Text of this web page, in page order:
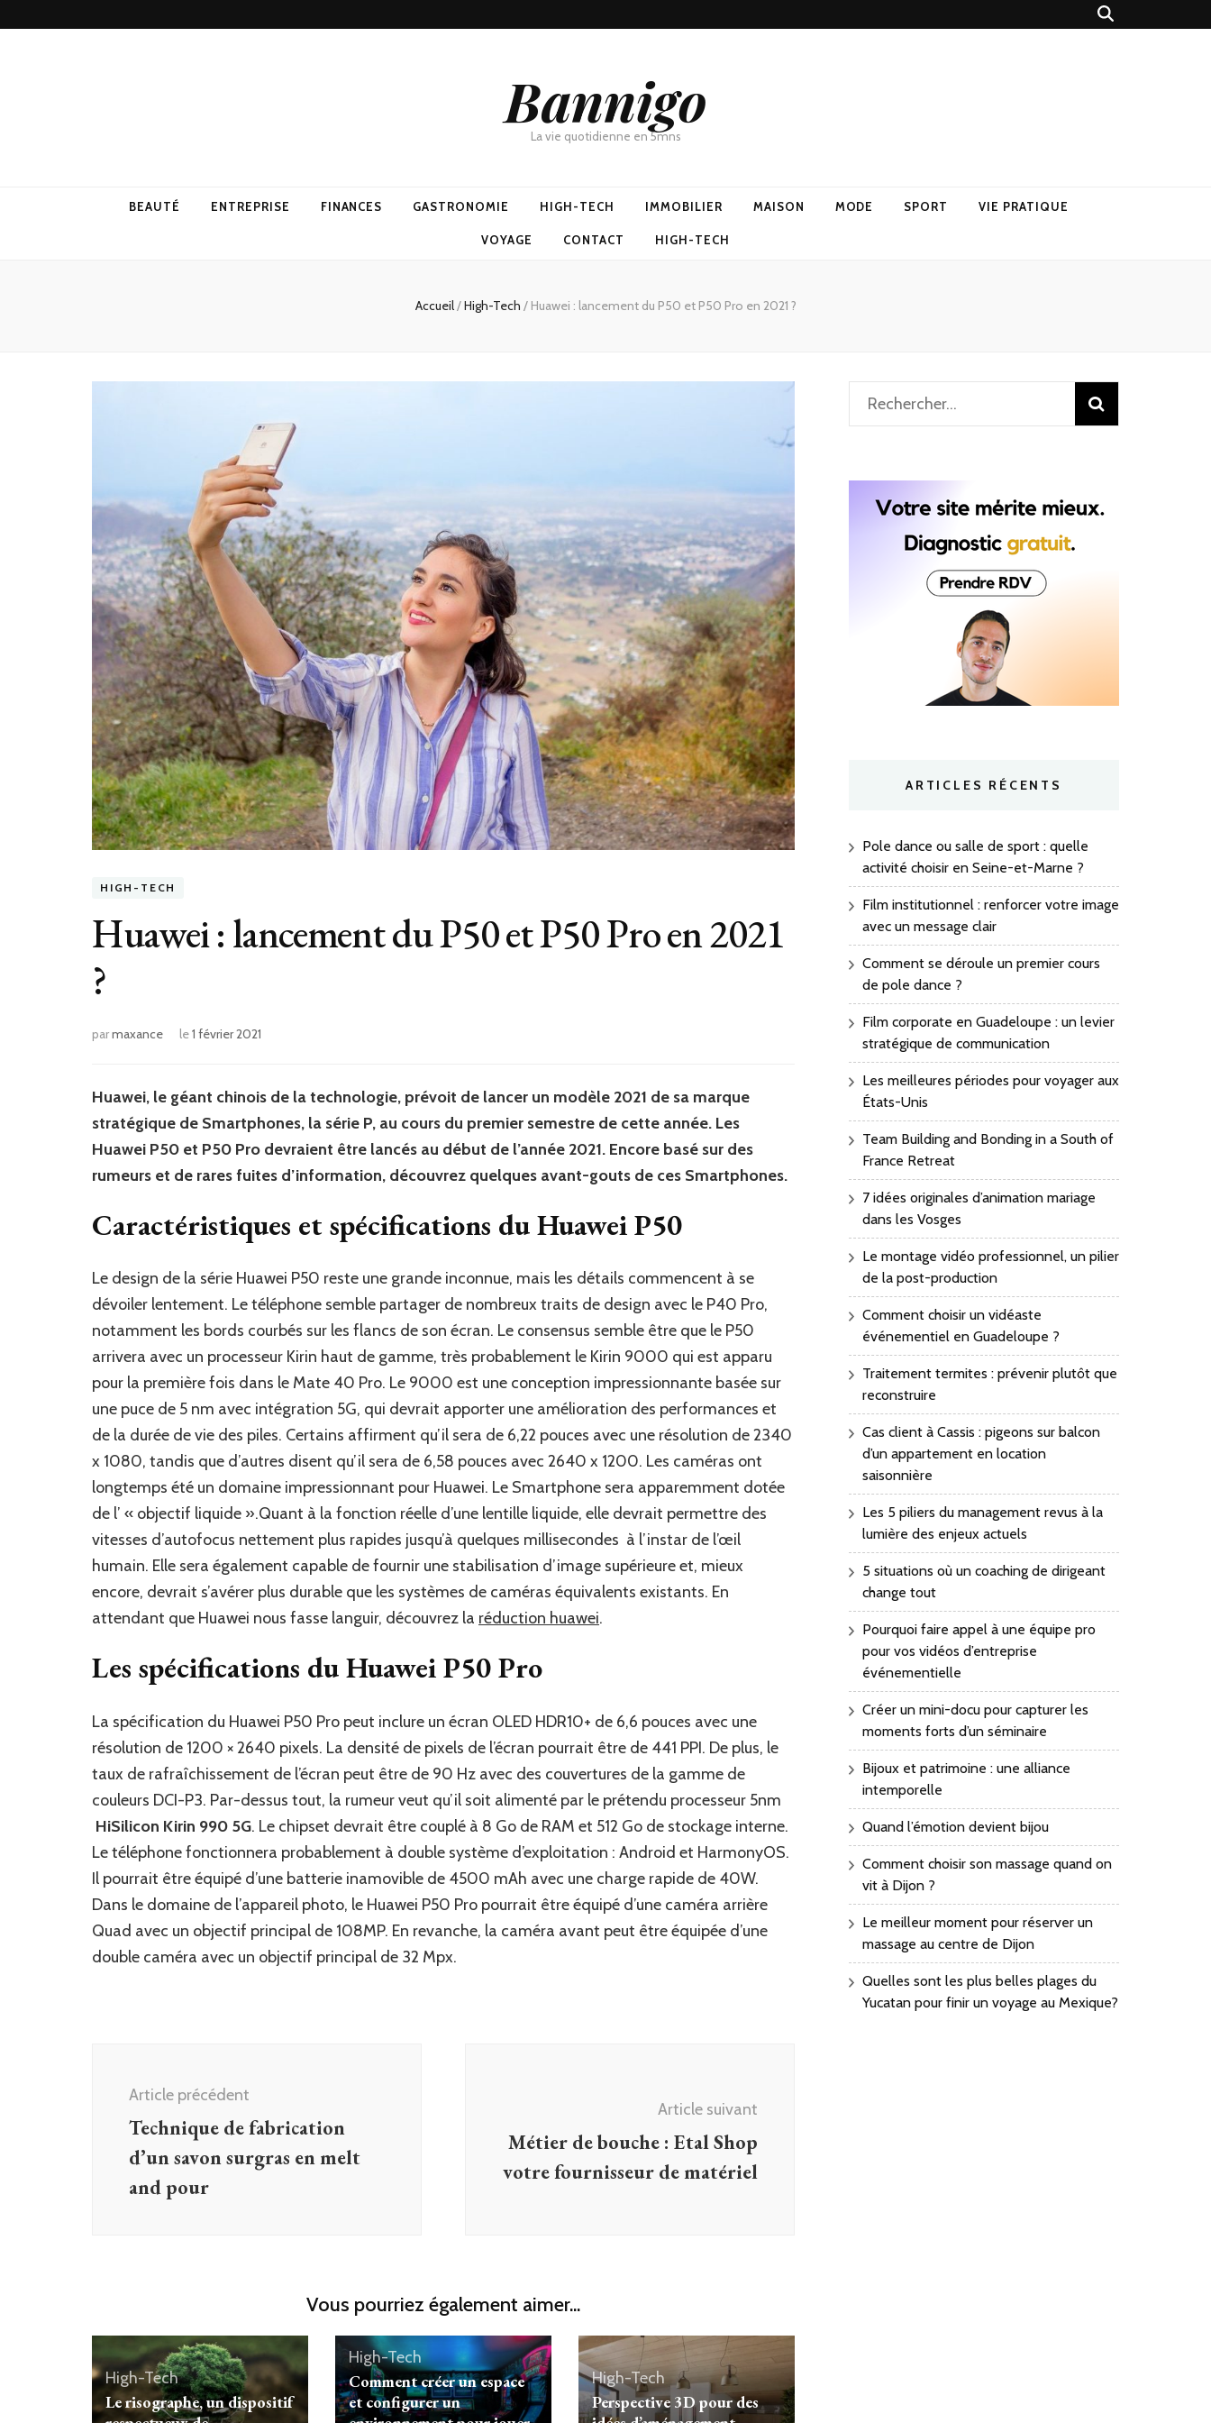
Bannigo
La vie quotidienne en 5mns
BEAUTÉ ENTREPRISE FINANCES GASTRONOMIE HIGH-TECH IMMOBILIER MAISON MODE SPORT VIE PRATIQUE
VOYAGE CONTACT HIGH-TECH
Accueil/High-Tech / Huawei : lancement du P50 et P50 Pro en 2021 ?
HIGH-TECH
Huawei : lancement du P50 et P50 Pro en 2021
?
parmaxance le1 février 2021
Huawei, le géant chinois de la technologie, prévoit de lancer un modèle 2021 de sa marque
stratégique de Smartphones, la série P, au cours du premier semestre de cette année. Les
Huawei P50 et P50 Pro devraient être lancés au début de l’année 2021. Encore basé sur des
rumeurs et de rares fuites d’information, découvrez quelques avant-gouts de ces Smartphones.
Caractéristiques et spécifications du Huawei P50
Le design de la série Huawei P50 reste une grande inconnue, mais les détails commencent à se
dévoiler lentement. Le téléphone semble partager de nombreux traits de design avec le P40 Pro,
notamment les bords courbés sur les flancs de son écran. Le consensus semble être que le P50
arrivera avec un processeur Kirin haut de gamme, très probablement le Kirin 9000 qui est apparu
pour la première fois dans le Mate 40 Pro. Le 9000 est une conception impressionnante basée sur
une puce de 5 nm avec intégration 5G, qui devrait apporter une amélioration des performances et
de la durée de vie des piles. Certains affirment qu’il sera de 6,22 pouces avec une résolution de 2340
x 1080, tandis que d’autres disent qu’il sera de 6,58 pouces avec 2640 x 1200. Les caméras ont
longtemps été un domaine impressionnant pour Huawei. Le Smartphone sera apparemment dotée
de l’ « objectif liquide ».Quant à la fonction réelle d’une lentille liquide, elle devrait permettre des
vitesses d’autofocus nettement plus rapides jusqu’à quelques millisecondes à l’instar de l’œil
humain. Elle sera également capable de fournir une stabilisation d’image supérieure et, mieux
encore, devrait s’avérer plus durable que les systèmes de caméras équivalents existants. En
attendant que Huawei nous fasse languir, découvrez la réduction huawei.
Les spécifications du Huawei P50 Pro
La spécification du Huawei P50 Pro peut inclure un écran OLED HDR10+ de 6,6 pouces avec une
résolution de 1200 × 2640 pixels. La densité de pixels de l’écran pourrait être de 441 PPI. De plus, le
taux de rafraîchissement de l’écran peut être de 90 Hz avec des couvertures de la gamme de
couleurs DCI-P3. Par-dessus tout, la rumeur veut qu’il soit alimenté par le prétendu processeur 5nm
HiSilicon Kirin 990 5G. Le chipset devrait être couplé à 8 Go de RAM et 512 Go de stockage interne.
Le téléphone fonctionnera probablement à double système d’exploitation : Android et HarmonyOS.
Il pourrait être équipé d’une batterie inamovible de 4500 mAh avec une charge rapide de 40W.
Dans le domaine de l’appareil photo, le Huawei P50 Pro pourrait être équipé d’une caméra arrière
Quad avec un objectif principal de 108MP. En revanche, la caméra avant peut être équipée d’une
double caméra avec un objectif principal de 32 Mpx.
d'article
Article précédent
Technique de fabrication
d’un savon surgras en melt
and pour
Article suivant
Métier de bouche : Etal Shop
votre fournisseur de matériel
Vous pourriez également aimer...
High-Tech
Le risographe, un dispositif
High-Tech
Comment créer un espace
et configurer un
High-Tech
Perspective 3D pour des
Rechercher :
ARTICLES RÉCENTS
Pole dance ou salle de sport : quelle
activité choisir en Seine-et-Marne ?
Film institutionnel : renforcer votre image
avec un message clair
Comment se déroule un premier cours
de pole dance ?
Film corporate en Guadeloupe : un levier
stratégique de communication
Les meilleures périodes pour voyager aux
États-Unis
Team Building and Bonding in a South of
France Retreat
7 idées originales d’animation mariage
dans les Vosges
Le montage vidéo professionnel, un pilier
de la post-production
Comment choisir un vidéaste
événementiel en Guadeloupe ?
Traitement termites : prévenir plutôt que
reconstruire
Cas client à Cassis : pigeons sur balcon
d’un appartement en location
saisonnière
Les 5 piliers du management revus à la
lumière des enjeux actuels
5 situations où un coaching de dirigeant
change tout
Pourquoi faire appel à une équipe pro
pour vos vidéos d’entreprise
événementielle
Créer un mini-docu pour capturer les
moments forts d’un séminaire
Bijoux et patrimoine : une alliance
intemporelle
Quand l’émotion devient bijou
Comment choisir son massage quand on
vit à Dijon ?
Le meilleur moment pour réserver un
massage au centre de Dijon
Quelles sont les plus belles plages du
Yucatan pour finir un voyage au Mexique?